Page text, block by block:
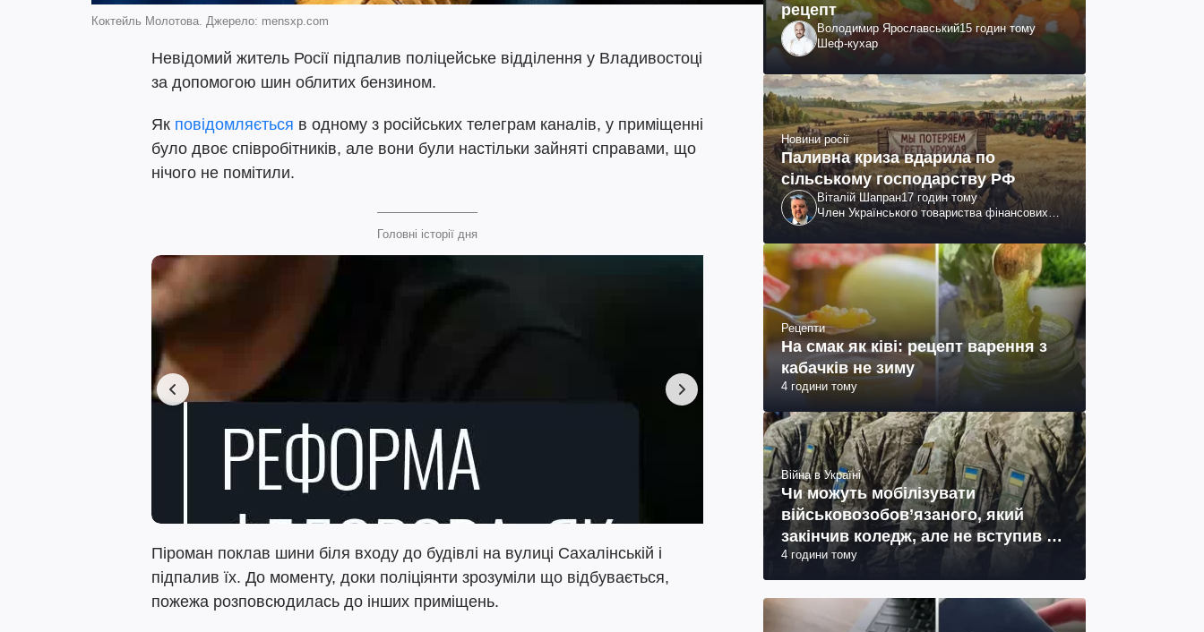
Коктейль Молотова. Джерело: mensxp.com
Невідомий житель Росії підпалив поліцейське відділення у Владивостоці
за допомогою шин облитих бензином.
Як повідомляється в одному з російських телеграм каналів, у приміщенні
було двоє співробітників, але вони були настільки зайняті справами, що
нічого не помітили.
Головні історії дня
Піроман поклав шини біля входу до будівлі на вулиці Сахалінській і
підпалив їх. До моменту, доки поліціянти зрозуміли що відбувається,
пожежа розповсюдилась до інших приміщень.
рецепт
Володимир Ярославський15 годин тому
Шеф-кухар
Новини росії
Паливна криза вдарила по
сільському господарству РФ
Віталій Шапран17 годин тому
Член Українського товариства фінансових
Рецепти
На смак як ківі: рецепт варення з
кабачків не зиму
4 години тому
Війна в Україні
Чи можуть мобілізувати
військовозобов’язаного, який
закінчив коледж, але не вступив у
виш: пояснення юриста
4 години тому